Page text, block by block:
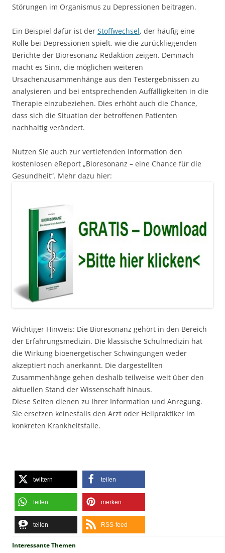
Störungen im Organismus zu Depressionen beitragen.
Ein Beispiel dafür ist der Stoffwechsel, der häufig eine
Rolle bei Depressionen spielt, wie die zurückliegenden
Berichte der Bioresonanz-Redaktion zeigen. Demnach
macht es Sinn, die möglichen weiteren
Ursachenzusammenhänge aus den Testergebnissen zu
analysieren und bei entsprechenden Auffälligkeiten in die
Therapie einzubeziehen. Dies erhöht auch die Chance,
dass sich die Situation der betroffenen Patienten
nachhaltig verändert.
Nutzen Sie auch zur vertiefenden Information den
kostenlosen eReport „Bioresonanz – eine Chance für die
Gesundheit“. Mehr dazu hier:
Wichtiger Hinweis: Die Bioresonanz gehört in den Bereich
der Erfahrungsmedizin. Die klassische Schulmedizin hat
die Wirkung bioenergetischer Schwingungen weder
akzeptiert noch anerkannt. Die dargestellten
Zusammenhänge gehen deshalb teilweise weit über den
aktuellen Stand der Wissenschaft hinaus.
Diese Seiten dienen zu Ihrer Information und Anregung.
Sie ersetzen keinesfalls den Arzt oder Heilpraktiker im
konkreten Krankheitsfalle.
twittern teilen
teilen merken
teilen RSS-feed
Interessante Themen